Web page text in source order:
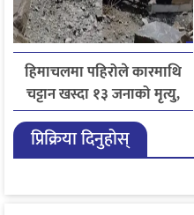
हिमाचलमा पहिरोले कारमाथि
चट्टान खस्दा १३ जनाको मृत्यु,
दुई घाइते
प्रिक्रिया दिनुहोस्